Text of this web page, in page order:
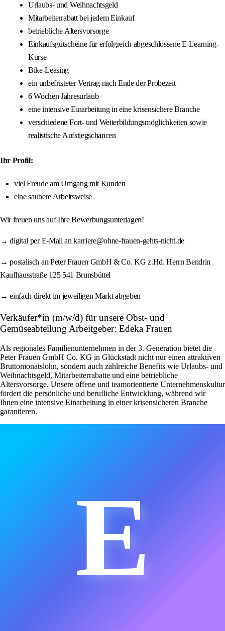
Urlaubs- und Weihnachtsgeld
Mitarbeiterrabatt bei jedem Einkauf
betriebliche Altersvorsorge
Einkaufsgutscheine für erfolgreich abgeschlossene E-Learning-
Kurse
Bike-Leasing
ein unbefristeter Vertrag nach Ende der Probezeit
6 Wochen Jahresurlaub
eine intensive Einarbeitung in eine krisensichere Branche
verschiedene Fort- und Weiterbildungsmöglichkeiten sowie
realistische Aufstiegschancen
Ihr Profil:
viel Freude am Umgang mit Kunden
eine saubere Arbeitsweise
Wir freuen uns auf Ihre Bewerbungsunterlagen!
→ digital per E-Mail an karriere@ohne-frauen-gehts-nicht.de
→ postalisch an Peter Frauen GmbH & Co. KG z.Hd. Herrn Bendrin
Kaufhausstraße 125 541 Brunsbüttel
→ einfach direkt im jeweiligen Markt abgeben
Verkäufer*in (m/w/d) für unsere Obst- und
Gemüseabteilung Arbeitgeber: Edeka Frauen
Als regionales Familienunternehmen in der 3. Generation bietet die
Peter Frauen GmbH Co. KG in Glückstadt nicht nur einen attraktiven
Bruttomonatslohn, sondern auch zahlreiche Benefits wie Urlaubs- und
Weihnachtsgeld, Mitarbeiterrabatte und eine betriebliche
Altersvorsorge. Unsere offene und teamorientierte Unternehmenskultur
fördert die persönliche und berufliche Entwicklung, während wir
Ihnen eine intensive Einarbeitung in einer krisensicheren Branche
garantieren.
E